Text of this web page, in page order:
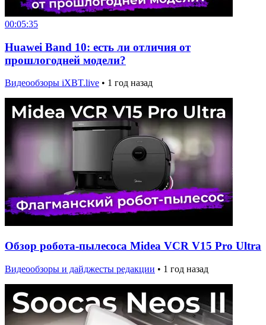
00:05:35
Huawei Band 10: есть ли отличия от
прошлогодней модели?
Видеообзоры iXBT.live • 1 год назад
Обзор робота-пылесоса Midea VCR V15 Pro Ultra
Видеообзоры и дайджесты редакции • 1 год назад